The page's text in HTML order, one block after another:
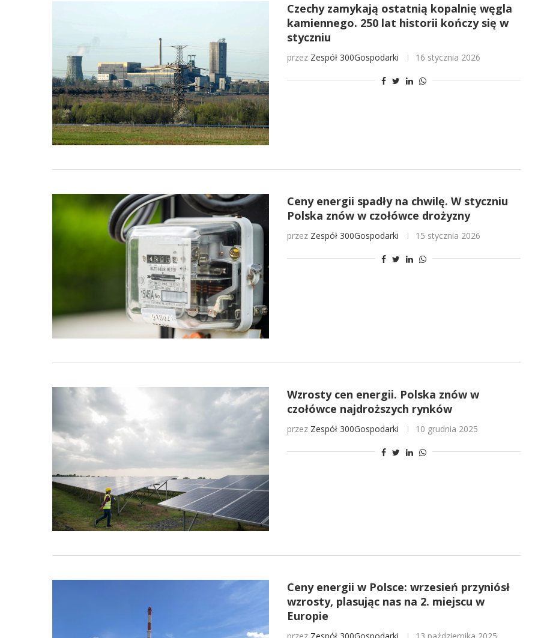
Czechy zamykają ostatnią kopalnię węgla
kamiennego. 250 lat historii kończy się w
styczniu
przez Zespół 300Gospodarki 16 stycznia 2026
Ceny energii spadły na chwilę. W styczniu
Polska znów w czołówce drożyzny
przez Zespół 300Gospodarki 15 stycznia 2026
Wzrosty cen energii. Polska znów w
czołówce najdroższych rynków
przez Zespół 300Gospodarki 10 grudnia 2025
Ceny energii w Polsce: wrzesień przyniósł
wzrosty, plasując nas na 2. miejscu w
Europie